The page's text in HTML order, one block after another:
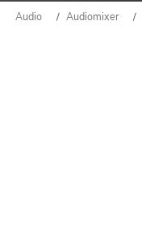
Audio / Audiomixer /